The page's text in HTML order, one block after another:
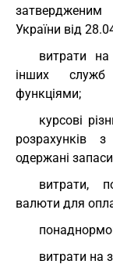
України від
витрати на
інших служб
функціями;
курсові
розрахунків
одержані
витрати,
валюти для
витрати на